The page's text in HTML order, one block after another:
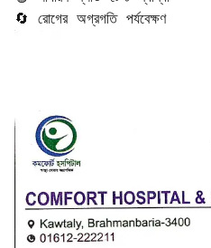
🔄 রোগের অগ্রগতি পর্যবেক্ষণ